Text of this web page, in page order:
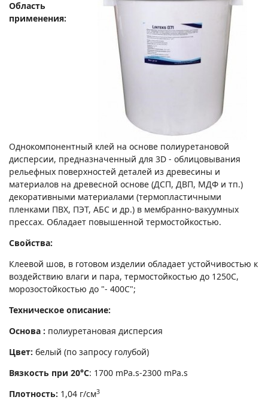
Область
применения:
Однокомпонентный клей на основе полиуретановой
дисперсии, предназначенный для 3D - облицовывания
рельефных поверхностей деталей из древесины и
материалов на древесной основе (ДСП, ДВП, МДФ и тп.)
декоративными материалами (термопластичными
пленками ПВХ, ПЭТ, АБС и др.) в мембранно-вакуумных
прессах. Обладает повышенной термостойкостью.
Свойства:
Клеевой шов, в готовом изделии обладает устойчивостью к
воздействию влаги и пара, термостойкостью до 1250С,
морозостойкостью до "- 400С";
Техническое описание:
Основа : полиуретановая дисперсия
Цвет: белый (по запросу голубой)
Вязкость при 20°С: 1700 mPa.s-2300 mPa.s
Плотность: 1,04 г/см3